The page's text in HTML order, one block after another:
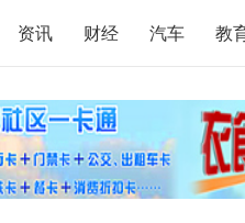
资讯 财经 汽车 教